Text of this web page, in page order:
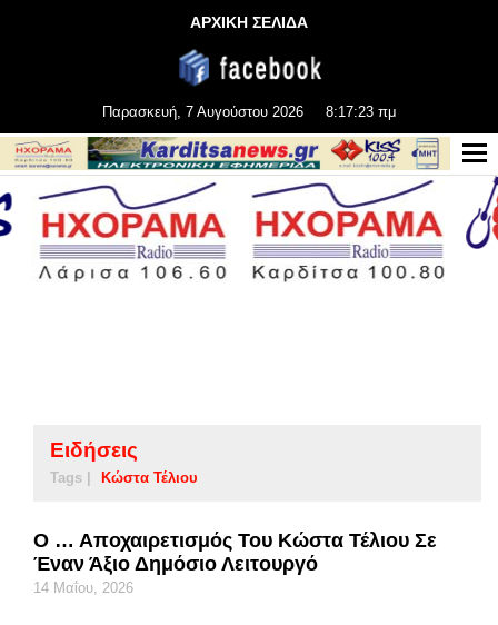
ΑΡΧΙΚΗ ΣΕΛΙΔΑ
Παρασκευή, 7 Αυγούστου 2026 8:17:23 πμ
Ειδήσεις
Tags | Κώστα Τέλιου
Ο … Αποχαιρετισμός Του Κώστα Τέλιου Σε
Έναν Άξιο Δημόσιο Λειτουργό
14 Μαΐου, 2026